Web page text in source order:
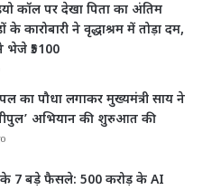
कॉल पर देखा पिता का अंतिम
के कारोबारी ने वृद्धाश्रम में तोड़ा दम,
भेजे ₹5100
का पौधा लगाकर मुख्यमंत्री साय ने
अभियान की शुरुआत की
7 बड़े फैसले: 500 करोड़ के AI